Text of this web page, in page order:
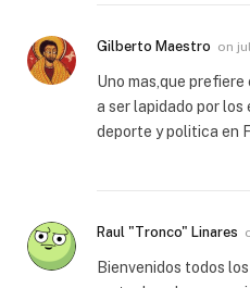
Gilberto Maestro on
Uno mas,que prefiere
a ser lapidado por
deporte y politica en
Raul "Tronco" Linares
Bienvenidos todos